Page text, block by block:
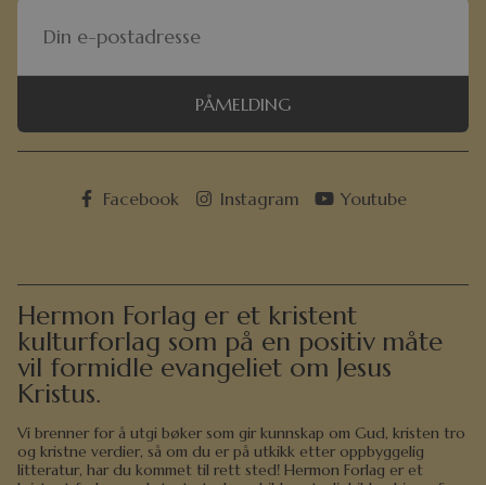
PÅMELDING
Facebook Instagram Youtube
Hermon Forlag er et kristent
kulturforlag som på en positiv måte
vil formidle evangeliet om Jesus
Kristus.
Vi brenner for å utgi bøker som gir kunnskap om Gud, kristen tro
og kristne verdier, så om du er på utkikk etter oppbyggelig
litteratur, har du kommet til rett sted! Hermon Forlag er et